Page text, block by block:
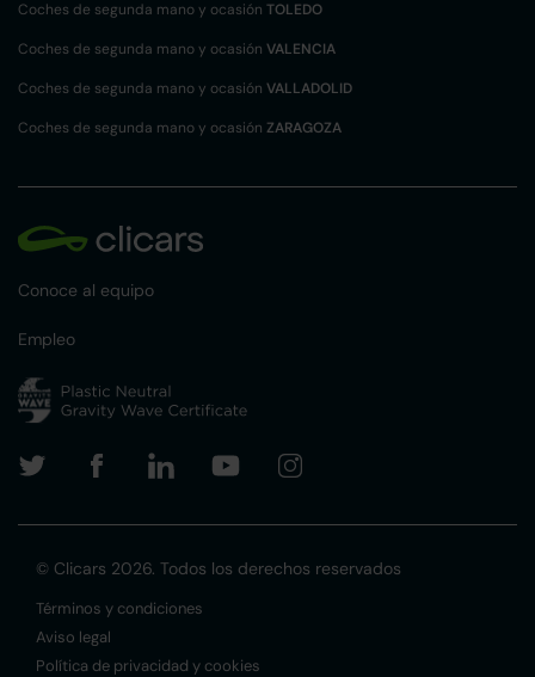
Coches de segunda mano y ocasión TOLEDO
Coches de segunda mano y ocasión VALENCIA
Coches de segunda mano y ocasión VALLADOLID
Coches de segunda mano y ocasión ZARAGOZA
Conoce al equipo
Empleo
© Clicars 2026. Todos los derechos reservados
Términos y condiciones
Aviso legal
Política de privacidad y cookies